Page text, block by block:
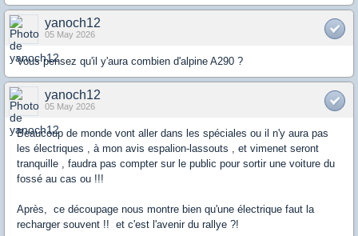
yanoch12
05 May 2026
Vous pensez qu'il y'aura combien d'alpine A290 ?
yanoch12
05 May 2026
Beaucoup de monde vont aller dans les spéciales ou il n'y aura pas
les électriques , à mon avis espalion-lassouts , et vimenet seront
tranquille , faudra pas compter sur le public pour sortir une voiture du
fossé au cas ou !!!
Après, ce découpage nous montre bien qu'une électrique faut la
recharger souvent !! et c'est l'avenir du rallye ?!